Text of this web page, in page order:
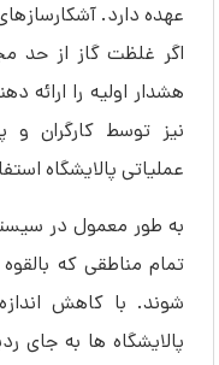
عهده دارد.
اگر غلظت گاز از حد
هشدار اولیه را ارائه
نیز توسط کارگران و
عملیاتی پالایشگاه
تمام مناطقی که
شوند. با کاهش
پالایشگاه ها به جای